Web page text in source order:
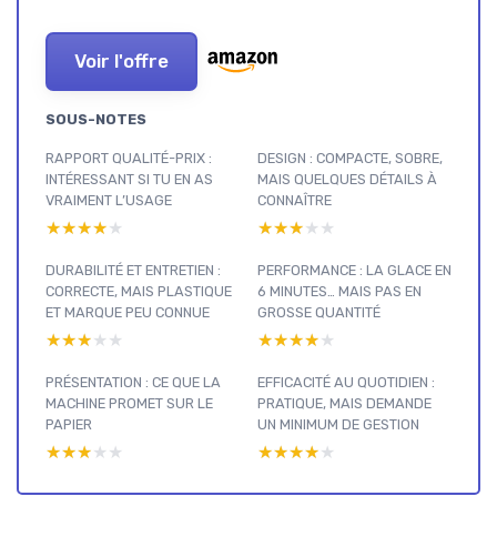
Voir l'offre
SOUS-NOTES
RAPPORT QUALITÉ-PRIX :
INTÉRESSANT SI TU EN AS
VRAIMENT L’USAGE
★★★★★
★★★★★
DESIGN : COMPACTE, SOBRE,
MAIS QUELQUES DÉTAILS À
CONNAÎTRE
★★★★★
★★★★★
DURABILITÉ ET ENTRETIEN :
CORRECTE, MAIS PLASTIQUE
ET MARQUE PEU CONNUE
★★★★★
★★★★★
PERFORMANCE : LA GLACE EN
6 MINUTES… MAIS PAS EN
GROSSE QUANTITÉ
★★★★★
★★★★★
PRÉSENTATION : CE QUE LA
MACHINE PROMET SUR LE
PAPIER
★★★★★
★★★★★
EFFICACITÉ AU QUOTIDIEN :
PRATIQUE, MAIS DEMANDE
UN MINIMUM DE GESTION
★★★★★
★★★★★